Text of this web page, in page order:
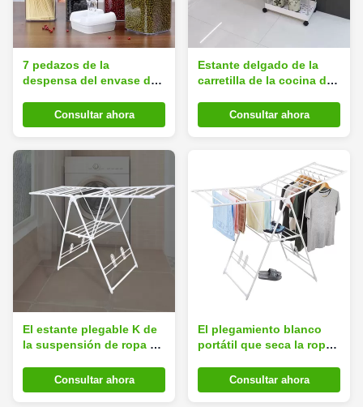
7 pedazos de la
despensa del envase de
transparente amistoso de
Eco
Consultar ahora
Estante delgado de la
carretilla de la cocina de
ligero reutilizable vegetal
fácil instalar
Consultar ahora
El estante plegable K de
la suspensión de ropa de
forma 2 capas
Consultar ahora
El plegamiento blanco
portátil que seca la ropa
inoxidableConsultar ahora